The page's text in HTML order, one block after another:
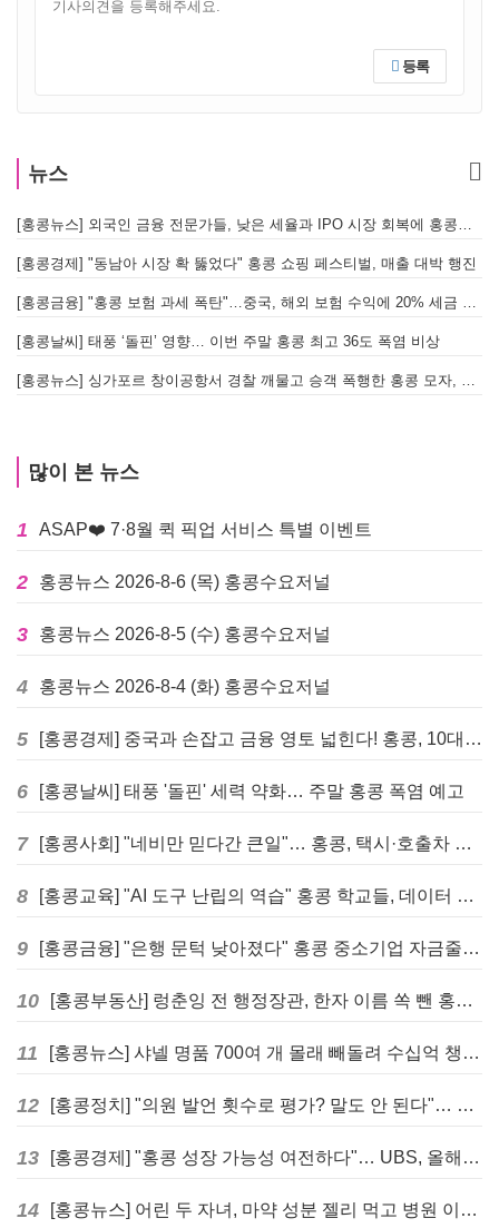
등록
뉴스
[홍콩뉴스] 외국인 금융 전문가들, 낮은 세율과 IPO 시장 회복에 홍콩으로 '대거 복귀'
[홍콩경제] "동남아 시장 확 뚫었다" 홍콩 쇼핑 페스티벌, 매출 대박 행진
[홍콩금융] "홍콩 보험 과세 폭탄"…중국, 해외 보험 수익에 20% 세금 부과로 관련주 급락
[홍콩날씨] 태풍 ‘돌핀’ 영향… 이번 주말 홍콩 최고 36도 폭염 비상
[홍콩뉴스] 싱가포르 창이공항서 경찰 깨물고 승객 폭행한 홍콩 모자, 결국 감옥행
많이 본 뉴스
1 ASAP❤️ 7·8월 퀵 픽업 서비스 특별 이벤트
2 홍콩뉴스 2026-8-6 (목) 홍콩수요저널
3 홍콩뉴스 2026-8-5 (수) 홍콩수요저널
4 홍콩뉴스 2026-8-4 (화) 홍콩수요저널
5 [홍콩경제] 중국과 손잡고 금융 영토 넓힌다! 홍콩, 10대 신규 정책 발표
6 [홍콩날씨] 태풍 '돌핀' 세력 약화… 주말 홍콩 폭염 예고
7 [홍콩사회] "네비만 믿다간 큰일"… 홍콩, 택시·호출차 통합 시험 도입하며 규제 본격화
8 [홍콩교육] "AI 도구 난립의 역습" 홍콩 학교들, 데이터 고립에 교육 효과 평가 비상
9 [홍콩금융] "은행 문턱 낮아졌다" 홍콩 중소기업 자금줄 숨통 트이나… HKMA "2분기 신용 조건 안정적"
10 [홍콩부동산] 렁춘잉 전 행정장관, 한자 이름 쏙 뺀 홍콩 고급 아파트 단지들에 쓴소리
11 [홍콩뉴스] 샤넬 명품 700여 개 몰래 빼돌려 수십억 챙긴 직원 4년~7년형 선고
12 [홍콩정치] "의원 발언 횟수로 평가? 말도 안 된다"… 홍콩 입법회 의장의 일침
13 [홍콩경제] "홍콩 성장 가능성 여전하다"… UBS, 올해 홍콩 GDP 성장률 전망치 4.5%로 대폭 상향
14 [홍콩뉴스] 어린 두 자녀, 마약 성분 젤리 먹고 병원 이송… 어머니와 친척 체포